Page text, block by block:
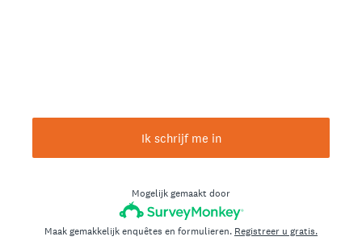
Ik schrijf me in
Mogelijk gemaakt door
Maak gemakkelijk enquêtes en formulieren. Registreer u gratis.